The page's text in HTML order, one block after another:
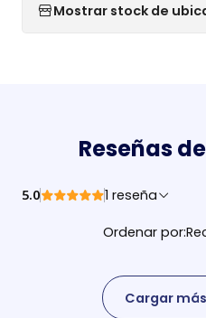
Mostrar stock de
Reseñas
5.0 1 reseña
Ordenar por:
Cargar